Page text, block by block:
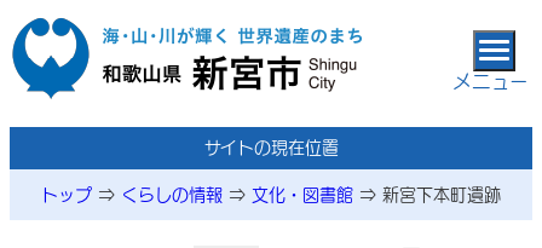
本文へ移動
メニュー
サイトの現在位置
トップ ⇒ くらしの情報 ⇒ 文化・図書館 ⇒ 新宮下本町遺跡